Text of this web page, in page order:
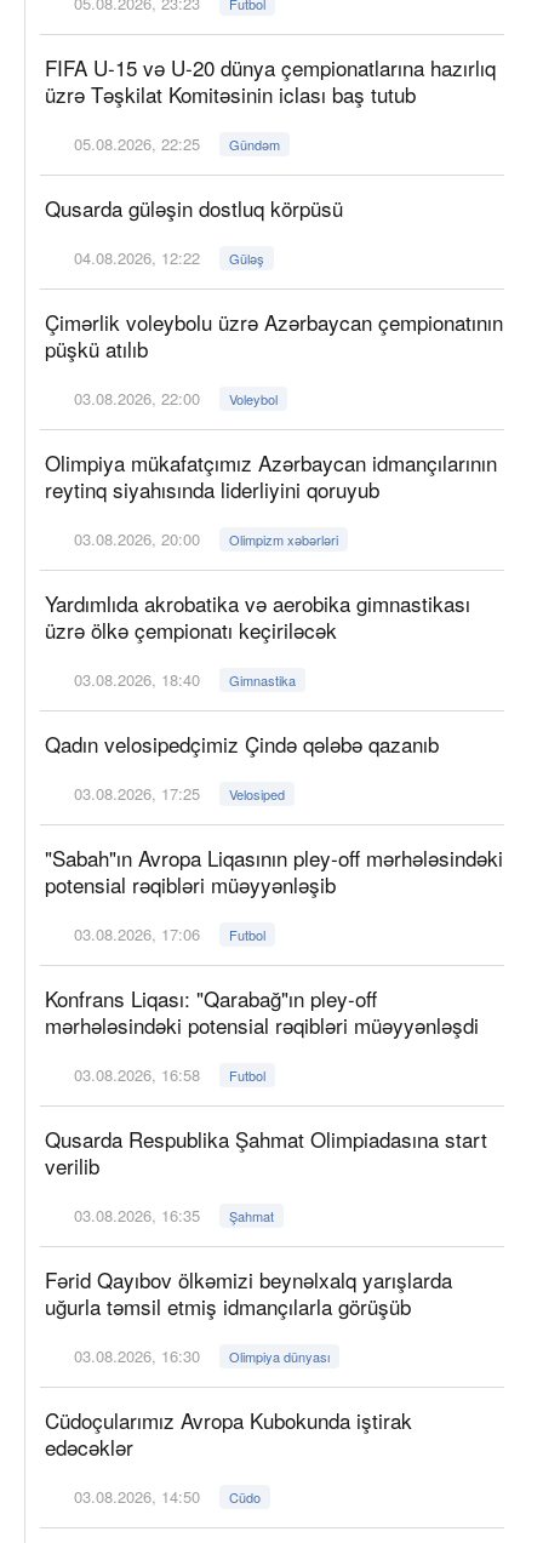
FIFA U-15 və U-20 dünya çempionatlarına hazırlıq
üzrə Təşkilat Komitəsinin iclası baş tutub
05.08.2026, 22:25 Gündəm
Qusarda güləşin dostluq körpüsü
04.08.2026, 12:22 Güləş
Çimərlik voleybolu üzrə Azərbaycan çempionatının
püşkü atılıb
03.08.2026, 22:00 Voleybol
Olimpiya mükafatçımız Azərbaycan idmançılarının
reytinq siyahısında liderliyini qoruyub
03.08.2026, 20:00 Olimpizm xəbərləri
Yardımlıda akrobatika və aerobika gimnastikası
üzrə ölkə çempionatı keçiriləcək
03.08.2026, 18:40 Gimnastika
Qadın velosipedçimiz Çində qələbə qazanıb
03.08.2026, 17:25 Velosiped
"Sabah"ın Avropa Liqasının pley-off mərhələsindəki
potensial rəqibləri müəyyənləşib
03.08.2026, 17:06 Futbol
Konfrans Liqası: "Qarabağ"ın pley-off
mərhələsindəki potensial rəqibləri müəyyənləşdi
03.08.2026, 16:58 Futbol
Qusarda Respublika Şahmat Olimpiadasına start
verilib
03.08.2026, 16:35 Şahmat
Fərid Qayıbov ölkəmizi beynəlxalq yarışlarda
uğurla təmsil etmiş idmançılarla görüşüb
03.08.2026, 16:30 Olimpiya dünyası
Cüdoçularımız Avropa Kubokunda iştirak
edəcəklər
03.08.2026, 14:50 Cüdo